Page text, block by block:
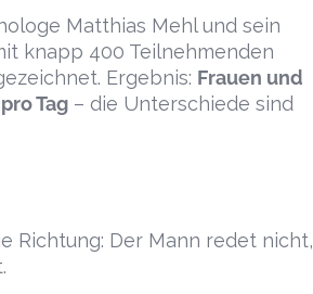
Matthias Mehl und sein
knapp 400 Teilnehmenden
Ergebnis: Frauen und
Tag – die Unterschiede sind
Richtung: Der Mann redet nicht,